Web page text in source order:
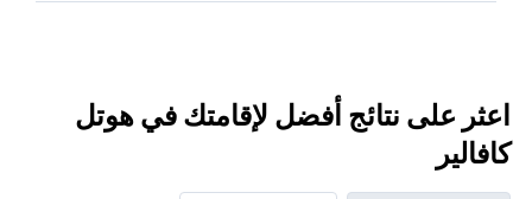
اعثر على نتائج أفضل لإقامتك في هوتل
كافالير